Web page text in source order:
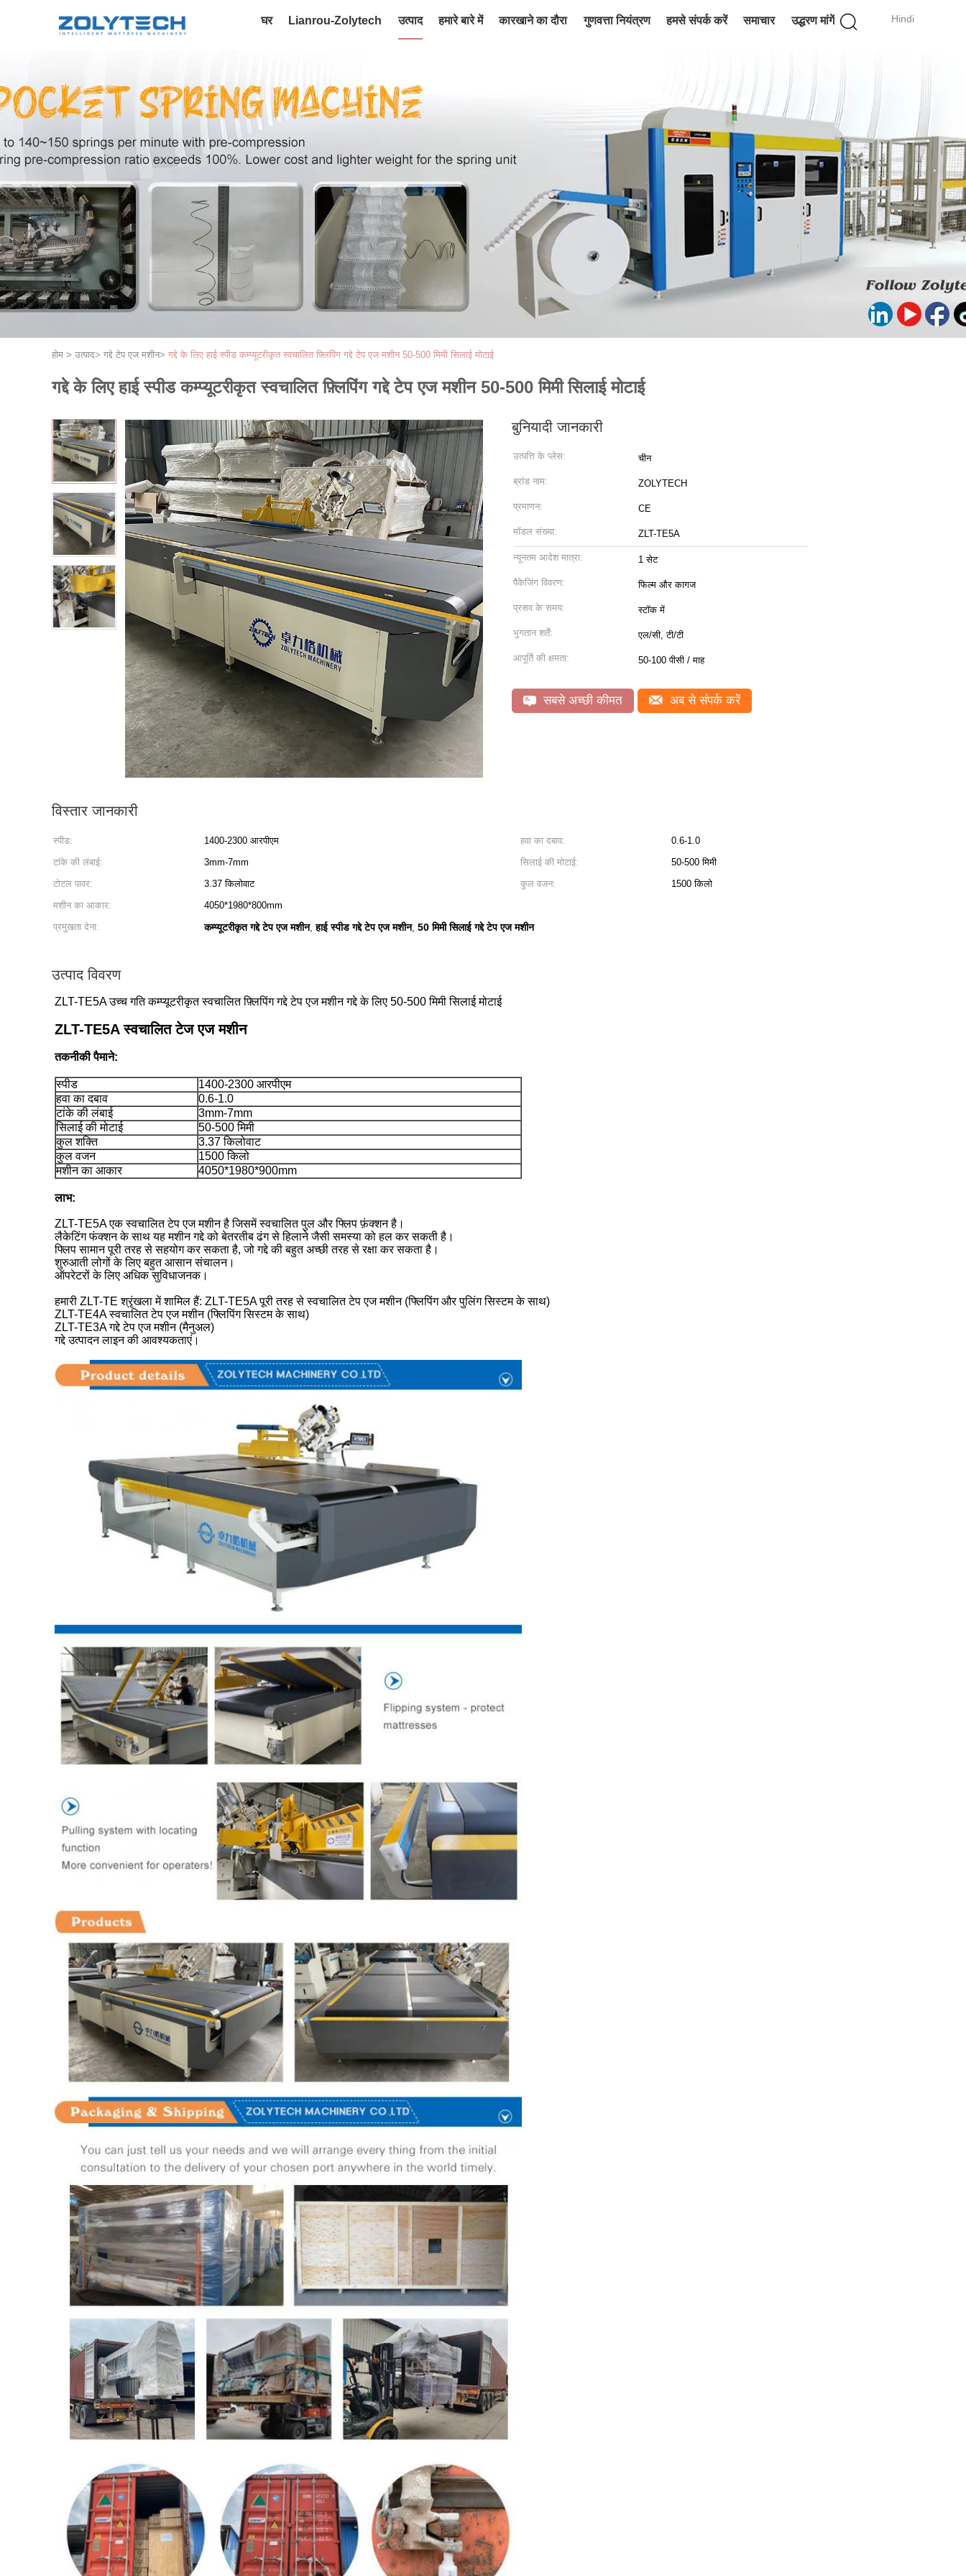
Hindi
घर Lianrou-Zolytech उत्पाद हमारे बारे में कारखाने का दौरा गुणवत्ता नियंत्रण हमसे संपर्क करें समाचार उद्धरण मांगें
होम > उत्पाद> गद्दे टेप एज मशीन> गद्दे के लिए हाई स्पीड कम्प्यूटरीकृत स्वचालित फ़्लिपिंग गद्दे टेप एज मशीन 50-500 मिमी सिलाई मोटाई
गद्दे के लिए हाई स्पीड कम्प्यूटरीकृत स्वचालित फ़्लिपिंग गद्दे टेप एज मशीन 50-500 मिमी सिलाई मोटाई
बुनियादी जानकारी
उत्पत्ति के प्लेस: चीन
ब्रांड नाम: ZOLYTECH
प्रमाणन: CE
मॉडल संख्या: ZLT-TE5A
न्यूनतम आदेश मात्रा: 1 सेट
पैकेजिंग विवरण: फिल्म और कागज
प्रसव के समय: स्टॉक में
भुगतान शर्तें: एल/सी, टी/टी
आपूर्ति की क्षमता: 50-100 पीसी / माह
सबसे अच्छी कीमत अब से संपर्क करें
विस्तार जानकारी
स्पीड: 1400-2300 आरपीएम हवा का दबाव:
0.6-1.0
टांके की लंबाई:
3mm-7mm सिलाई की मोटाई:
50-500 मिमी
टोटल पावर:
3.37 किलोवाट कुल वजन:
1500 किलो
मशीन का आकार:
4050*1980*800mm
प्रमुखता देना:
कम्प्यूटरीकृत गद्दे टेप एज मशीन,हाई स्पीड गद्दे टेप एज मशीन, 50 मिमी सिलाई गद्दे टेप एज मशीन
उत्पाद विवरण
ZLT-TE5A उच्च गति कम्प्यूटरीकृत स्वचालित फ़्लिपिंग गद्दे टेप एज मशीन गद्दे के लिए 50-500 मिमी सिलाई मोटाई
ZLT-TE5A स्वचालित टेज एज मशीन
तकनीकी पैमाने:
स्पीड
1400-2300 आरपीएम
हवा का दबाव
0.6-1.0
टांके की लंबाई
3mm-7mm
सिलाई की मोटाई
50-500 मिमी
कुल शक्ति
3.37 किलोवाट
कुल वजन
1500 किलो
मशीन का आकार
4050*1980*900mm
लाभ:
ZLT-TE5A एक स्वचालित टेप एज मशीन है जिसमें स्वचालित पुल और फ्लिप फ़ंक्शन है।
लैकेटिंग फंक्शन के साथ यह मशीन गद्दे को बेतरतीब ढंग से हिलाने जैसी समस्या को हल कर सकती है।
फ्लिप सामान पूरी तरह से सहयोग कर सकता है, जो गद्दे की बहुत अच्छी तरह से रक्षा कर सकता है।
शुरुआती लोगों के लिए बहुत आसान संचालन।
ऑपरेटरों के लिए अधिक सुविधाजनक।
हमारी ZLT-TE श्रृंखला में शामिल हैं: ZLT-TE5A पूरी तरह से स्वचालित टेप एज मशीन (फ्लिपिंग और पुलिंग सिस्टम के साथ)
ZLT-TE4A स्वचालित टेप एज मशीन (फ्लिपिंग सिस्टम के साथ)
ZLT-TE3A गद्दे टेप एज मशीन (मैनुअल)
गद्दे उत्पादन लाइन की आवश्यकताएं।